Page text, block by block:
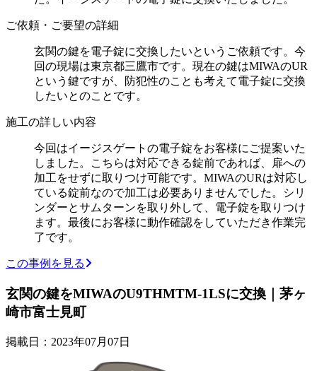
ご依頼・ご要望の詳細
玄関の鍵を電子錠に交換したいというご依頼です。今
回の現場は東京都三鷹市です。現在の鍵はMIWAのUR
という鍵ですが、防犯性のことも考えて電子錠に交換
したいとのことです。
施工の詳しい内容
今回はイージスゲートの電子錠をお客様にご提案いた
しました。こちらは対応できる錠前であれば、扉への
加工をせずに取りつけ可能です。MIWAのURは対応し
ている錠前なので加工は必要ありませんでした。シリ
ンダーとサムターンを取り外して、電子錠を取りつけ
ます。最後にお客様に動作確認をしていただき作業完
了です。
この事例を見る
玄関の鍵をMIWAのU9THMTM-1LSに交換｜茅ヶ
崎市富士見町
掲載日：2023年07月07日